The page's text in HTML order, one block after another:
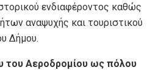
ενδιαφέροντος καθώς
αναψυχής και τουριστικού
Δήμου.
του Αεροδρομίου ως πόλου